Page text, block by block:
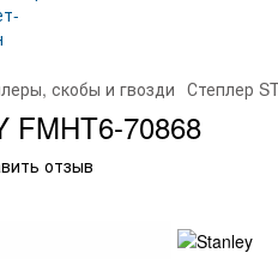
скобы и гвозди Степлер
FMHT6-70868
отзыв